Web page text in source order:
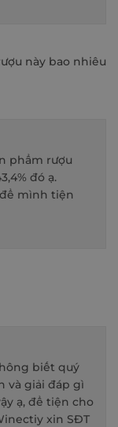
này bao nhiêu
phẩm rượu
đó ạ.
mình tiện
biết quý
và giải đáp gì
ạ, để tiện cho
xin SĐT